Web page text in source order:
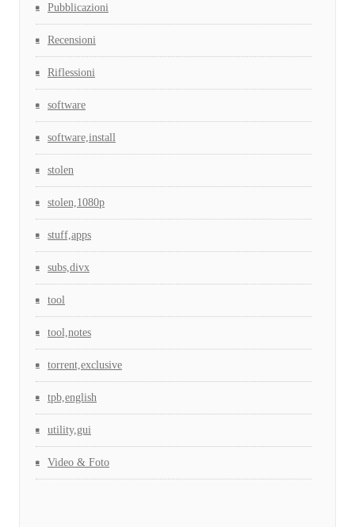
Pubblicazioni
Recensioni
Riflessioni
software
software,install
stolen
stolen,1080p
stuff,apps
subs,divx
tool
tool,notes
torrent,exclusive
tpb,english
utility,gui
Video & Foto